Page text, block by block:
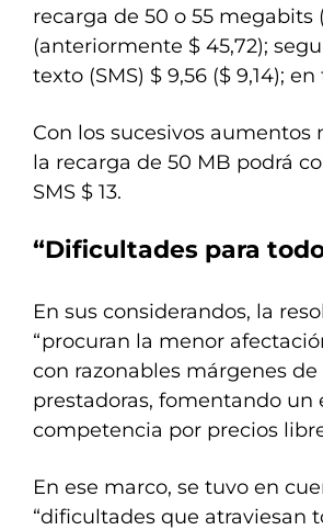
recarga de 50 o 55 megabits
(anteriormente $ 45,72);
texto (SMS) $ 9,56 ($ 9,14);
Con los sucesivos aumentos
la recarga de 50 MB podrá
SMS $ 13.
“Dificultades para
En sus considerandos, la
“procuran la menor
con razonables márgenes
prestadoras, fomentando un
competencia por precios
En ese marco, se tuvo en
“dificultades que atraviesan